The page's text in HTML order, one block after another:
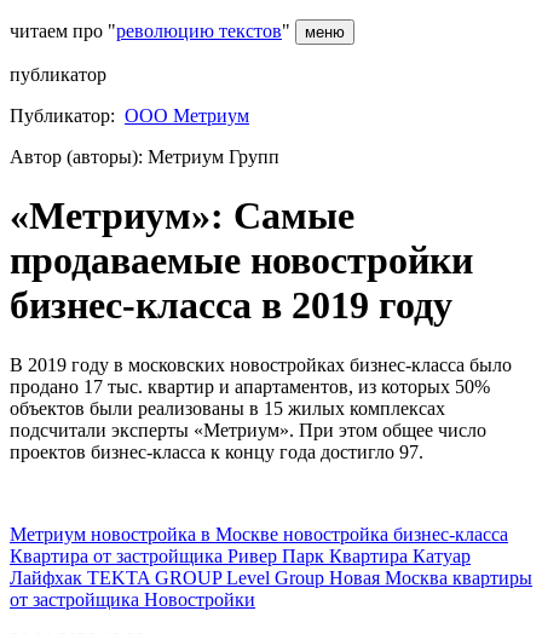
читаем про "революцию текстов" меню
публикатор
Публикатор: ООО Метриум
Автор (авторы): Метриум Групп
«Метриум»: Самые
продаваемые новостройки
бизнес-класса в 2019 году
В 2019 году в московских новостройках бизнес-класса было
продано 17 тыс. квартир и апартаментов, из которых 50%
объектов были реализованы в 15 жилых комплексах
подсчитали эксперты «Метриум». При этом общее число
проектов бизнес-класса к концу года достигло 97.
Метриум новостройка в Москве новостройка бизнес-класса
Квартира от застройщика Ривер Парк Квартира Катуар
Лайфхак TEKTA GROUPLevel Group Новая Москва квартиры
от застройщика Новостройки